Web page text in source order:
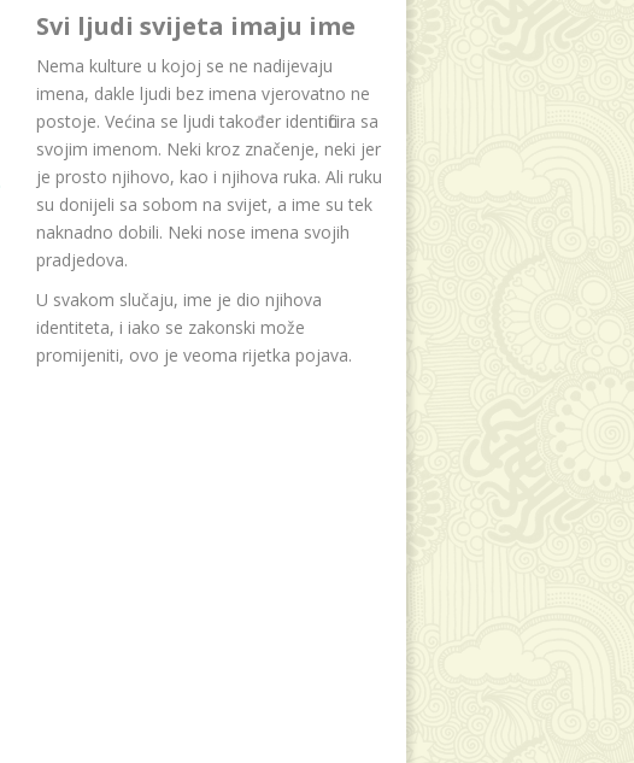
Svi ljudi svijeta imaju ime
Nema kulture u kojoj se ne nadijevaju
imena, dakle ljudi bez imena vjerovatno ne
postoje. Većina se ljudi također identificira sa
svojim imenom. Neki kroz značenje, neki jer
je prosto njihovo, kao i njihova ruka. Ali ruku
su donijeli sa sobom na svijet, a ime su tek
naknadno dobili. Neki nose imena svojih
pradjedova.
U svakom slučaju, ime je dio njihova
identiteta, i iako se zakonski može
promijeniti, ovo je veoma rijetka pojava.